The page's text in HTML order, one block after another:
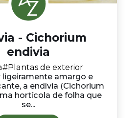
- Cichorium
endivia
#Plantas de exterior
ligeiramente amargo e
a endívia (Cichorium
hortícola de folha que
se...